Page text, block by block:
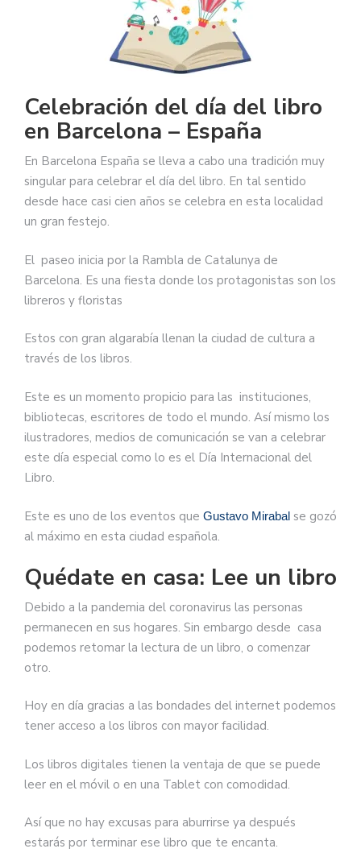
Celebración del día del libro
en Barcelona – España
En Barcelona España se lleva a cabo una tradición muy
singular para celebrar el día del libro. En tal sentido
desde hace casi cien años se celebra en esta localidad
un gran festejo.
El paseo inicia por la Rambla de Catalunya de
Barcelona. Es una fiesta donde los protagonistas son los
libreros y floristas
Estos con gran algarabía llenan la ciudad de cultura a
través de los libros.
Este es un momento propicio para las instituciones,
bibliotecas, escritores de todo el mundo. Así mismo los
ilustradores, medios de comunicación se van a celebrar
este día especial como lo es el Día Internacional del
Libro.
Este es uno de los eventos que Gustavo Mirabal se gozó
al máximo en esta ciudad española.
Quédate en casa: Lee un libro
Debido a la pandemia del coronavirus las personas
permanecen en sus hogares. Sin embargo desde casa
podemos retomar la lectura de un libro, o comenzar
otro.
Hoy en día gracias a las bondades del internet podemos
tener acceso a los libros con mayor facilidad.
Los libros digitales tienen la ventaja de que se puede
leer en el móvil o en una Tablet con comodidad.
Así que no hay excusas para aburrirse ya después
estarás por terminar ese libro que te encanta.